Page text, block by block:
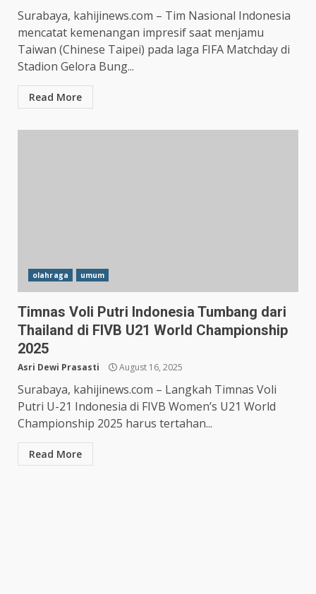
Surabaya, kahijinews.com – Tim Nasional Indonesia
mencatat kemenangan impresif saat menjamu
Taiwan (Chinese Taipei) pada laga FIFA Matchday di
Stadion Gelora Bung...
Read More
olahraga umum
Timnas Voli Putri Indonesia Tumbang dari
Thailand di FIVB U21 World Championship
2025
Asri Dewi Prasasti August 16, 2025
Surabaya, kahijinews.com – Langkah Timnas Voli
Putri U-21 Indonesia di FIVB Women’s U21 World
Championship 2025 harus tertahan...
Read More
3
Hasil Piala Presiden 2026,
1-0, Gol Bunuh Diri Pankov
Jadi Penentu
July 27, 2026
Persib Bungkam Arema FC,